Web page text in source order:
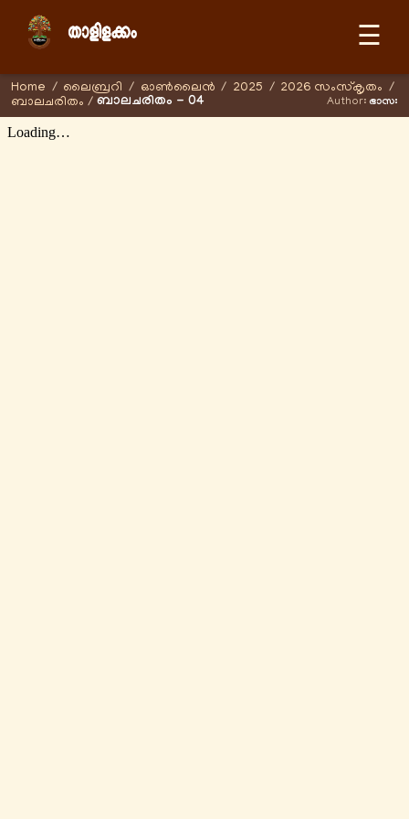
☰
Home / ലൈബ്രറി / ഓണ്‍ലൈന്‍ / 2025 / 2026 സംസ്കൃതം /
ബാലചരിതം / ബാലചരിതം - 04 Author: ഭാസഃ